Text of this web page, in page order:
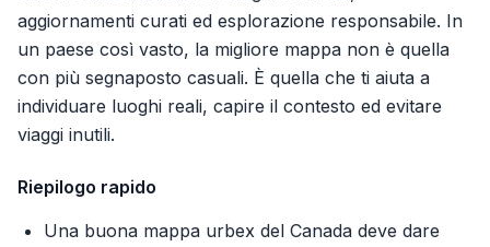
aggiornamenti curati ed esplorazione responsabile. In
un paese così vasto, la migliore mappa non è quella
con più segnaposto casuali. È quella che ti aiuta a
individuare luoghi reali, capire il contesto ed evitare
viaggi inutili.
Riepilogo rapido
Una buona mappa urbex del Canada deve dare